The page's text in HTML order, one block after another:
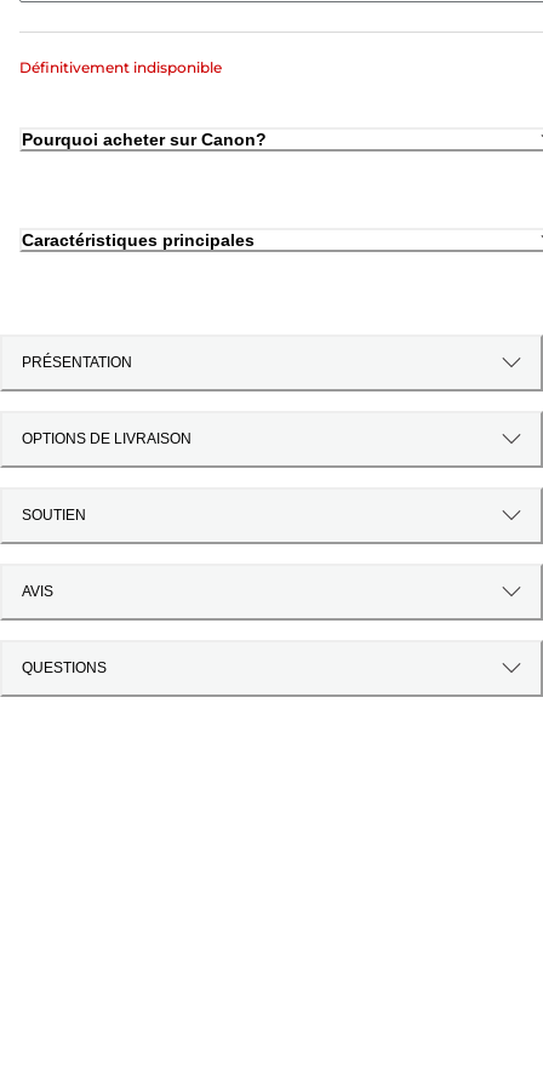
Définitivement indisponible
Pourquoi acheter sur Canon?
Caractéristiques principales
PRÉSENTATION
OPTIONS DE LIVRAISON
SOUTIEN
AVIS
QUESTIONS